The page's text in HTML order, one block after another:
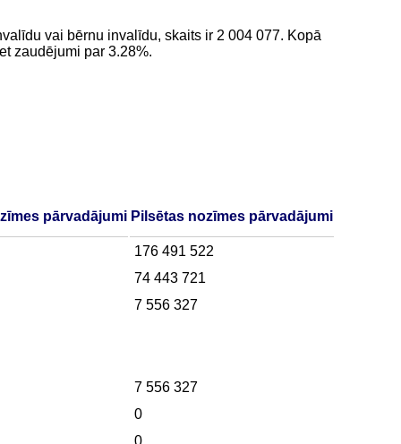
vai bērnu invalīdu, skaits ir 2 004 077. Kopā
zaudējumi par 3.28%.
pārvadājumi Pilsētas nozīmes pārvadājumi
176 491 522
74 443 721
7 556 327
7 556 327
0
0